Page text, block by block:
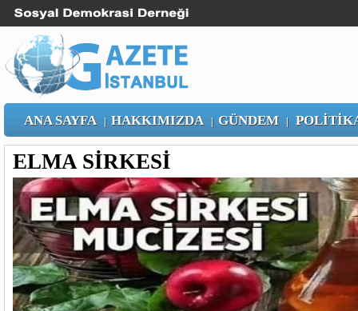
ANA SAYFA | HAKKIMIZDA | GÜNDEM|
ELMA SİRKESİ